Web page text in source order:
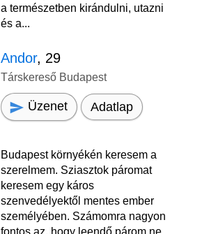
a természetben kirándulni, utazni
és a...
Andor, 29
Társkereső Budapest
Üzenet Adatlap
Budapest környékén keresem a
szerelmem. Sziasztok páromat
keresem egy káros
szenvedélyektől mentes ember
személyében. Számomra nagyon
fontos az, hogy leendő párom ne